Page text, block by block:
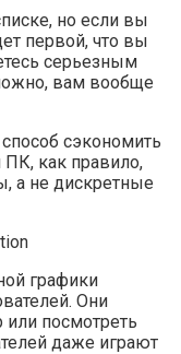
но если вы
первой, что вы
серьезным
вам вообще
сэкономить
ПК, как правило,
а не дискретные
графики
Они
или посмотреть
даже играют